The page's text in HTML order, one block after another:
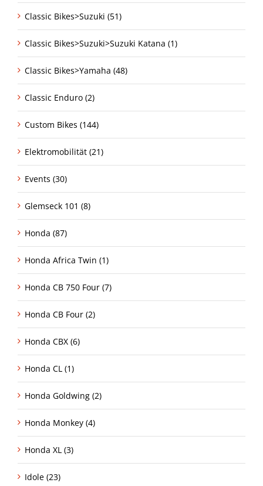
Classic Bikes>Suzuki (51)
Classic Bikes>Suzuki>Suzuki Katana (1)
Classic Bikes>Yamaha (48)
Classic Enduro (2)
Custom Bikes (144)
Elektromobilität (21)
Events (30)
Glemseck 101 (8)
Honda (87)
Honda Africa Twin (1)
Honda CB 750 Four (7)
Honda CB Four (2)
Honda CBX (6)
Honda CL (1)
Honda Goldwing (2)
Honda Monkey (4)
Honda XL (3)
Idole (23)